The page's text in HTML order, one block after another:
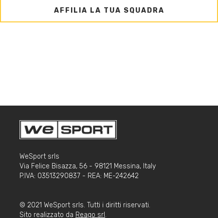
AFFILIA LA TUA SQUADRA
WeSport srls
Via Felice Bisazza, 56 - 98121 Messina, Italy
P.IVA: 03513290837 - REA: ME-242642
© 2021 WeSport srls. Tutti i diritti riservati.
Sito realizzato da Reago srl .